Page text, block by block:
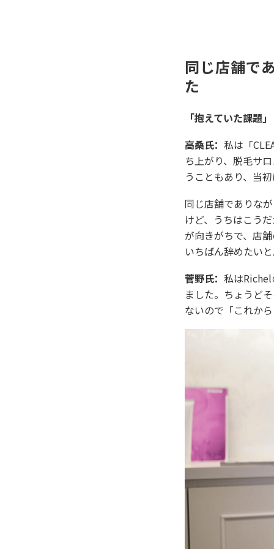
同じ店舗で
た
「抱えていた課題」
高桑氏： 私は「
ち上がり、脱毛サ
うこともあり、当
同じ店舗でありな
けど、うちはこう
が向きがちで、店
いちばん辞めたい
菅野氏： 私はRichel
ました。ちょうど
ないので「これか